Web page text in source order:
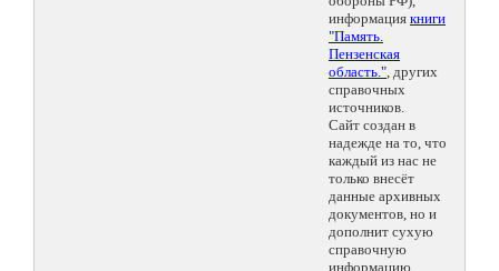
информация книги
"Память.
Пензенская
область.", других
справочных
источников.
Сайт создан в
надежде на то, что
каждый из нас не
только внесёт
данные архивных
документов, но и
дополнит сухую
справочную
информацию